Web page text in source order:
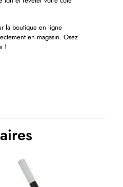
la boutique en ligne
en magasin. Osez
!